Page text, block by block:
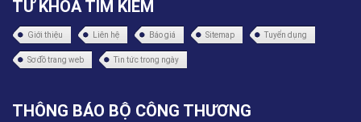
TỪ KHÓA TÌM KIẾM
Giới thiệu Liên hệ Báo giá Sitemap Tuyển dụng
Sơ đồ trang web Tin tức trong ngày
THÔNG BÁO BỘ CÔNG THƯƠNG